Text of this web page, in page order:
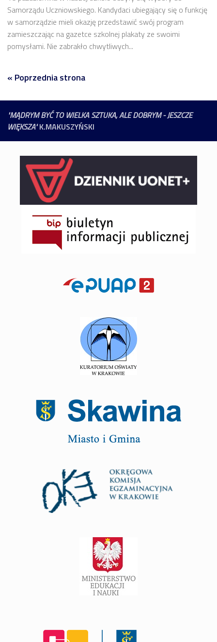
Samorządu Uczniowskiego. Kandydaci ubiegający się o funkcję
w samorządzie mieli okazję przedstawić swój program
zamieszczając na gazetce szkolnej plakaty ze swoimi
pomysłami. Nie zabrakło chwytliwych...
« Poprzednia strona
"MĄDRYM BYĆ TO WIELKA SZTUKA, ALE DOBRYM - JESZCZE
WIĘKSZA"K.MAKUSZYŃSKI